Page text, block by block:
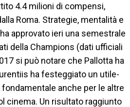
4.4 milioni di compensi,
Roma. Strategie, mentalità e
approvato ieri una semestrale
della Champions (dati ufficiali
si può notare che Pallotta ha
ha festeggiato un utile-
anche per le altre
cinema. Un risultato raggiunto